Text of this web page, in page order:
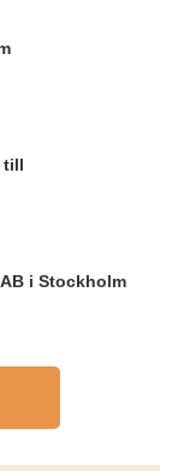
till
i Stockholm